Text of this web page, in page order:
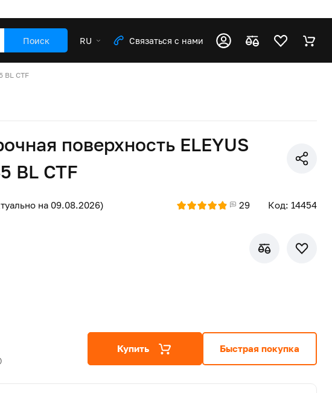
Поиск RU Связаться с нами
BL CTF
поверхность ELEYUS
BL CTF
на 09.08.2026) 29 Код: 14454
Купить Быстрая покупка